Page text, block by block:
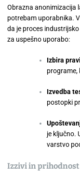
Obrazna anonimizacija
potrebam uporabnika.
da je proces
za uspešno uporabo:
Izbira
programe,
Izvedba
postopki
je ključno.
varstvo
Izzivi in prihodnost